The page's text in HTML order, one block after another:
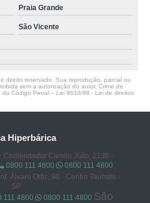
Praia Grande
São Vicente
direito reservado. Sua reprodução, parcial ou
sem a autorização do autor. Crime de
do Código Penal – Lei 9610/98 - Lei de direitos
Hiperbárica
Comendador Camilo Júlio, 2136 -
0800 111 4800 0800 111 4800
Álvaro Ortiz, 98 - Centro Taubaté -
SP
111 4800 0800 111 4800 São